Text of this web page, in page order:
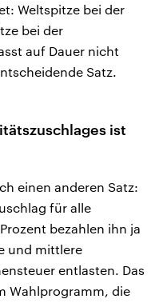
Weltspitze bei der
bei der
auf Dauer nicht
Satz.
ist
einen anderen Satz:
für alle
bezahlen ihn ja
und mittlere
entlasten. Das
Wahlprogramm, die